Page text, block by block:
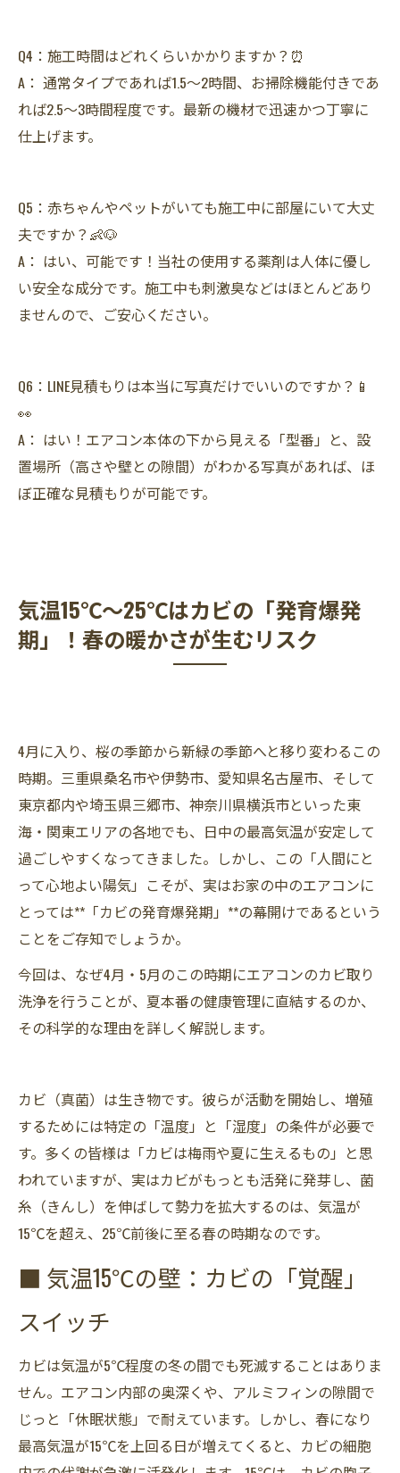
Q4：施工時間はどれくらいかかりますか？⏰
A： 通常タイプであれば1.5〜2時間、お掃除機能付きであ
れば2.5〜3時間程度です。最新の機材で迅速かつ丁寧に
仕上げます。
Q5：赤ちゃんやペットがいても施工中に部屋にいて大丈
夫ですか？👶🐶
A： はい、可能です！当社の使用する薬剤は人体に優し
い安全な成分です。施工中も刺激臭などはほとんどあり
ませんので、ご安心ください。
Q6：LINE見積もりは本当に写真だけでいいのですか？📱
👀
A： はい！エアコン本体の下から見える「型番」と、設
置場所（高さや壁との隙間）がわかる写真があれば、ほ
ぼ正確な見積もりが可能です。
気温15℃〜25℃はカビの「発育爆発
期」！春の暖かさが生むリスク
4月に入り、桜の季節から新緑の季節へと移り変わるこの
時期。三重県桑名市や伊勢市、愛知県名古屋市、そして
東京都内や埼玉県三郷市、神奈川県横浜市といった東
海・関東エリアの各地でも、日中の最高気温が安定して
過ごしやすくなってきました。しかし、この「人間にと
って心地よい陽気」こそが、実はお家の中のエアコンに
とっては**「カビの発育爆発期」**の幕開けであるという
ことをご存知でしょうか。
今回は、なぜ4月・5月のこの時期にエアコンのカビ取り
洗浄を行うことが、夏本番の健康管理に直結するのか、
その科学的な理由を詳しく解説します。
カビ（真菌）は生き物です。彼らが活動を開始し、増殖
するためには特定の「温度」と「湿度」の条件が必要で
す。多くの皆様は「カビは梅雨や夏に生えるもの」と思
われていますが、実はカビがもっとも活発に発芽し、菌
糸（きんし）を伸ばして勢力を拡大するのは、気温が
15℃を超え、25℃前後に至る春の時期なのです。
■ 気温15℃の壁：カビの「覚醒」
スイッチ
カビは気温が5℃程度の冬の間でも死滅することはありま
せん。エアコン内部の奥深くや、アルミフィンの隙間で
じっと「休眠状態」で耐えています。しかし、春になり
最高気温が15℃を上回る日が増えてくると、カビの細胞